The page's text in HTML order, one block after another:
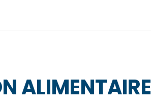
ALIMENTAIRE